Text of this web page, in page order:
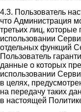
4.3. Пользователь
что Администрация
третьих лиц,
использовании
отдельных функций
Пользователь
данные о которых
использовании
в целях,
на передачу таких
в настоящей